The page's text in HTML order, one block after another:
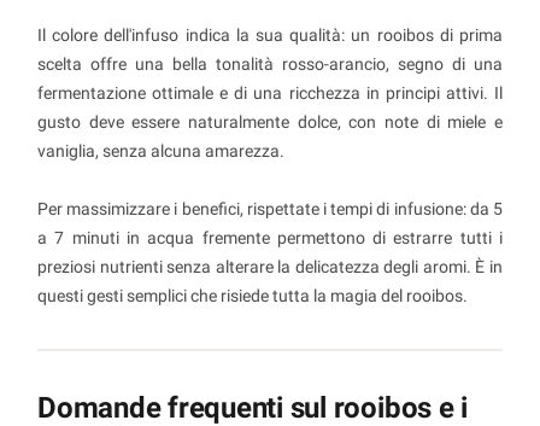
Il colore dell'infuso indica la sua qualità: un rooibos di prima
scelta offre una bella tonalità rosso-arancio, segno di una
fermentazione ottimale e di una ricchezza in principi attivi. Il
gusto deve essere naturalmente dolce, con note di miele e
vaniglia, senza alcuna amarezza.
Per massimizzare i benefici, rispettate i tempi di infusione: da 5
a 7 minuti in acqua fremente permettono di estrarre tutti i
preziosi nutrienti senza alterare la delicatezza degli aromi. È in
questi gesti semplici che risiede tutta la magia del rooibos.
Domande frequenti sul rooibos e i